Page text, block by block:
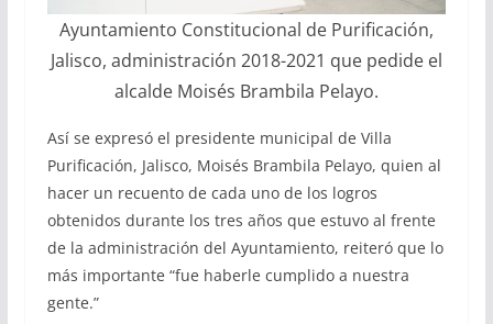
Ayuntamiento Constitucional de Purificación,
Jalisco, administración 2018-2021 que pedide el
alcalde Moisés Brambila Pelayo.
Así se expresó el presidente municipal de Villa
Purificación, Jalisco, Moisés Brambila Pelayo, quien al
hacer un recuento de cada uno de los logros
obtenidos durante los tres años que estuvo al frente
de la administración del Ayuntamiento, reiteró que lo
más importante “fue haberle cumplido a nuestra
gente.”